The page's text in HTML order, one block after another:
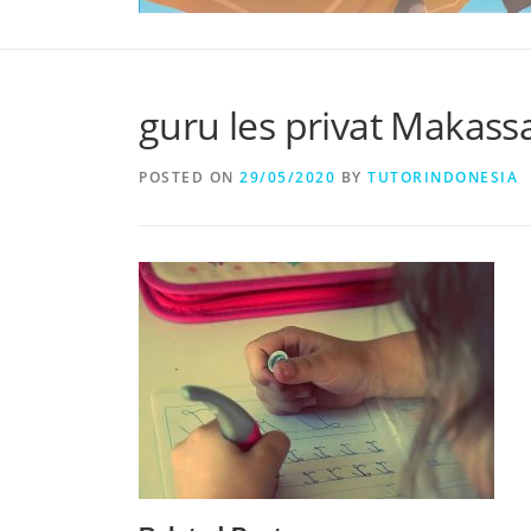
guru les privat
POSTED ON 29/05/2020 BY TUTORINDONESIA